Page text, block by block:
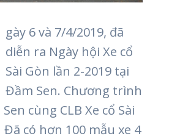
gày 6 và 7/4/2019, đã
diễn ra Ngày hội Xe cổ
Sài Gòn lần 2-2019 tại
Đầm Sen. Chương trình
cùng CLB Xe cổ Sài
có hơn 100 mẫu xe 4